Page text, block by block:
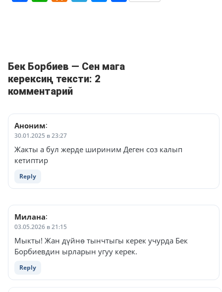
Бек Борбиев — Сен мага
керексиң тексти: 2
комментарий
Аноним:
30.01.2025 в 23:27
Жакты а бул жерде шириним Деген соз калып
кетиптир
Reply
Милана:
03.05.2026 в 21:15
Мыкты! Жан дүйнө тынчтыгы керек учурда Бек
Борбиевдин ырларын угуу керек.
Reply